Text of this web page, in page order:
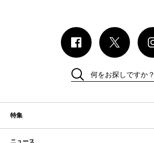
特集
ニュース
何をお探しですか？